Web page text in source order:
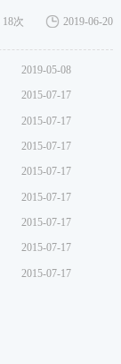
18次 2019-06-20
2019-05-08
2015-07-17
2015-07-17
2015-07-17
2015-07-17
2015-07-17
2015-07-17
2015-07-17
2015-07-17